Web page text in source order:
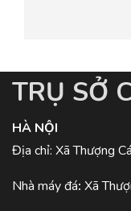
TRỤ SỞ
HÀ NỘI
Địa chỉ: Xã Thượng
Nhà máy đá: Xã